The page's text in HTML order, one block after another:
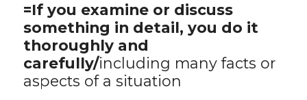
Đề thi thật Task 2
Speaking
Writing
=If you examine or discuss
something in detail, you do it
thoroughly and
carefully/including many facts or
aspects of a situation